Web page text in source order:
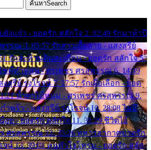
ค้นหาSearch
ยังแจ๋ว - ยอดรัก สลักใจ 2. 02:49 รักมาห้าปี
รรณ 3. 05:57 รักสาวเสื้อลาย - แสงสุรีย์
รักสะท้านดินสะเทือน - ยอดรัก สลักใจ 5.
ซค์ทำหล่น - ศรเพชร ศรสุพรรณ 6. 14:49
สุรีย์ รุ่งโรจน์ 7. 17:57 รักเผื่อเลือก - ยอด
น้ำตาไอ้หนุ่ม - ศรเพชร ศรสุพรรณ 9.
ำพร้า - แสงสุรีย์ รุ่งโรจน์ 10. 28:08 ไม่มี
อย - ยอดรัก สลักใจ 11. 31:29 ชีวิตไอ้
ศรสุพรรณ 12. 35:26 ทหารอากาศขาดรัก
จน์ 13. 39:01 คนหัวใจโทรม - ยอดรัก สลัก